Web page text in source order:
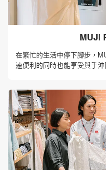
MUJI
在繁忙的生活中停下腳步，
速便利的同時也能享受與手沖